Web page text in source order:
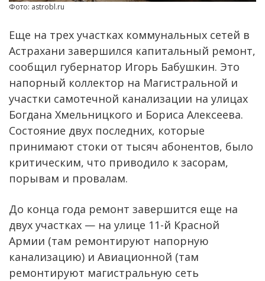
Фото: astrobl.ru
Еще на трех участках коммунальных сетей в
Астрахани завершился капитальный ремонт,
сообщил губернатор Игорь Бабушкин. Это
напорный коллектор на Магистральной и
участки самотечной канализации на улицах
Богдана Хмельницкого и Бориса Алексеева.
Состояние двух последних, которые
принимают стоки от тысяч абонентов, было
критическим, что приводило к засорам,
порывам и провалам.
До конца года ремонт завершится еще на
двух участках — на улице 11-й Красной
Армии (там ремонтируют напорную
канализацию) и Авиационной (там
ремонтируют магистральную сеть